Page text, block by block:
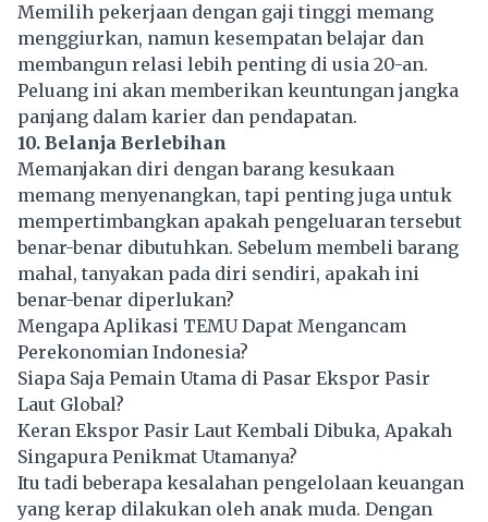
Memilih pekerjaan dengan gaji tinggi memang
menggiurkan, namun kesempatan belajar dan
membangun relasi lebih penting di usia 20-an.
Peluang ini akan memberikan keuntungan jangka
panjang dalam karier dan pendapatan.
10. Belanja Berlebihan
Memanjakan diri dengan barang kesukaan
memang menyenangkan, tapi penting juga untuk
mempertimbangkan apakah pengeluaran tersebut
benar-benar dibutuhkan. Sebelum membeli barang
mahal, tanyakan pada diri sendiri, apakah ini
benar-benar diperlukan?
Mengapa Aplikasi TEMU Dapat Mengancam
Perekonomian Indonesia?
Siapa Saja Pemain Utama di Pasar Ekspor Pasir
Laut Global?
Keran Ekspor Pasir Laut Kembali Dibuka, Apakah
Singapura Penikmat Utamanya?
Itu tadi beberapa kesalahan pengelolaan keuangan
yang kerap dilakukan oleh anak muda. Dengan